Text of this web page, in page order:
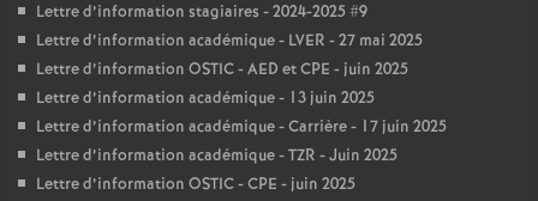
Lettre d’information stagiaires - 2024-2025 #9
Lettre d’information académique - LVER - 27 mai 2025
Lettre d’information OSTIC - AED et CPE - juin 2025
Lettre d’information académique - 13 juin 2025
Lettre d’information académique - Carrière - 17 juin 2025
Lettre d’information académique - TZR - Juin 2025
Lettre d’information OSTIC - CPE - juin 2025